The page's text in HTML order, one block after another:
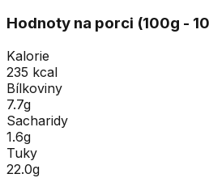
Hodnoty na porci (100g -
Kalorie
235 kcal
Bílkoviny
7.7g
Sacharidy
1.6g
Tuky
22.0g